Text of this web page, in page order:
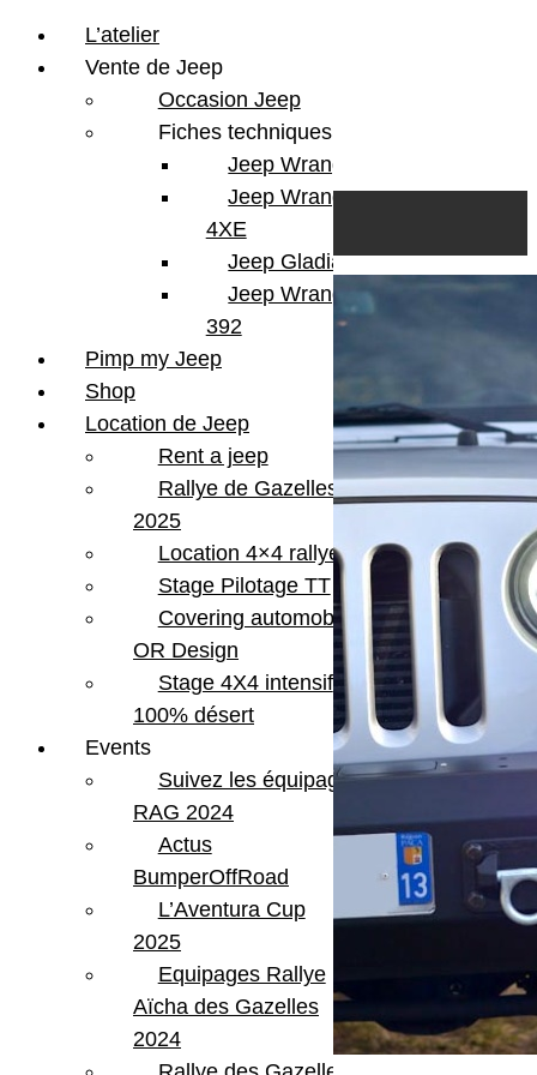
L’atelier
Vente de Jeep
Occasion Jeep
Fiches techniques
Jeep Wrangler JL
Jeep Wrangler
4XE
Jeep Gladiator
Jeep Wrangler V8
392
Pimp my Jeep
Shop
Location de Jeep
Rent a jeep
Rallye de Gazelles
2025
Location 4×4 rallye
Stage Pilotage TT
Covering automobile –
OR Design
Stage 4X4 intensif
100% désert
Events
Suivez les équipages
RAG 2024
Actus
BumperOffRoad
L’Aventura Cup
2025
Equipages Rallye
Aïcha des Gazelles
2024